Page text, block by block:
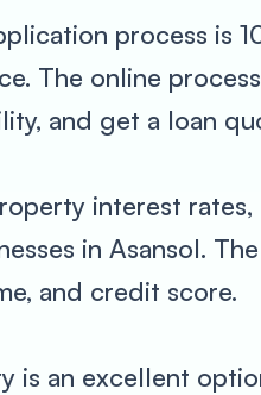
process
The online
and get a loan
interest
in Asansol.
and credit score.
is an excellent